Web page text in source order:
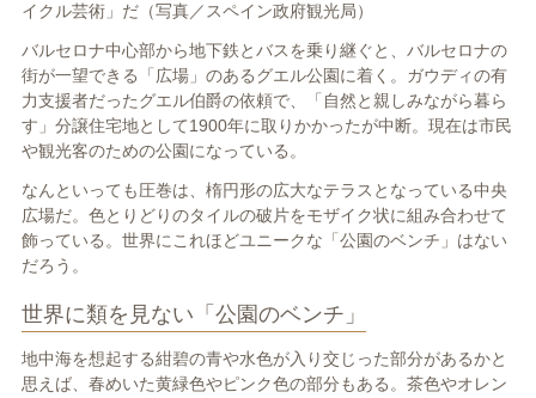
イクル芸術」だ（写真／スペイン政府観光局）
バルセロナ中心部から地下鉄とバスを乗り継ぐと、バルセロナの
街が一望できる「広場」のあるグエル公園に着く。ガウディの有
力支援者だったグエル伯爵の依頼で、「自然と親しみながら暮ら
す」分譲住宅地として1900年に取りかかったが中断。現在は市民
や観光客のための公園になっている。
なんといっても圧巻は、楕円形の広大なテラスとなっている中央
広場だ。色とりどりのタイルの破片をモザイク状に組み合わせて
飾っている。世界にこれほどユニークな「公園のベンチ」はない
だろう。
世界に類を見ない「公園のベンチ」
地中海を想起する紺碧の青や水色が入り交じった部分があるかと
思えば、春めいた黄緑色やピンク色の部分もある。茶色やオレン